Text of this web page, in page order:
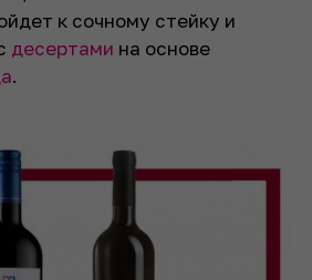
к сочному стейку и
десертами на основе
.